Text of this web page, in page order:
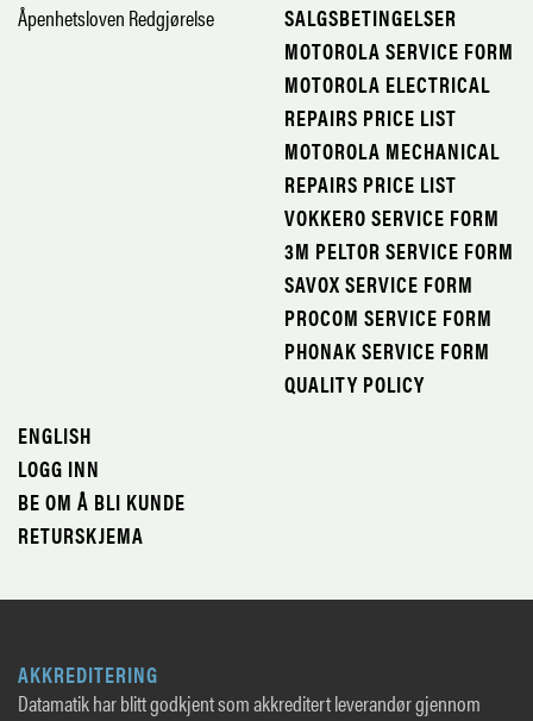
Åpenhetsloven Redgjørelse
SALGSBETINGELSER
MOTOROLA SERVICE FORM
MOTOROLA ELECTRICAL
REPAIRS PRICE LIST
MOTOROLA MECHANICAL
REPAIRS PRICE LIST
VOKKERO SERVICE FORM
3M PELTOR SERVICE FORM
SAVOX SERVICE FORM
PROCOM SERVICE FORM
PHONAK SERVICE FORM
QUALITY POLICY
ENGLISH
LOGG INN
BE OM Å BLI KUNDE
RETURSKJEMA
AKKREDITERING
Datamatik har blitt godkjent som akkreditert leverandør gjennom